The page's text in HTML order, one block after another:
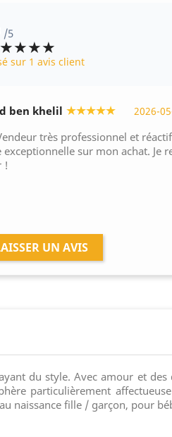
/5
sur 1 avis client
ben khelil ★★★★★ 2026-
très professionnel et
exceptionnelle sur mon achat. Je
!
UN AVIS
du style. Avec amour et
particulièrement
naissance fille / garçon, pour